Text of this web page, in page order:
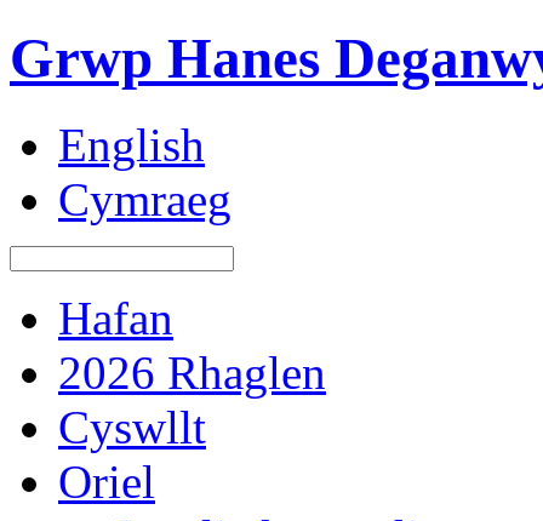
Grwp Hanes
English
Cymraeg
Hafan
2026 Rhaglen
Cyswllt
Oriel